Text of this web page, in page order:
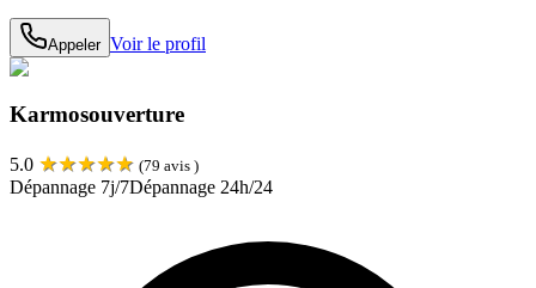
Appeler Voir le profil
Karmosouverture
5.0 ★★★★★ (79 avis )
Dépannage 7j/7Dépannage 24h/24